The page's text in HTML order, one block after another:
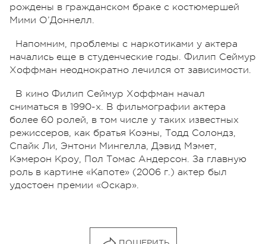
рождены в гражданском браке с костюмершей
Мими О’Доннелл.
Напомним, проблемы с наркотиками у актера
начались еще в студенческие годы. Филип Сеймур
Хоффман неоднократно лечился от зависимости.
В кино Филип Сеймур Хоффман начал
сниматься в 1990-х. В фильмографии актера
более 60 ролей, в том числе у таких известных
режиссеров, как братья Коэны, Тодд Солондз,
Спайк Ли, Энтони Мингелла, Дэвид Мэмет,
Кэмерон Кроу, Пол Томас Андерсон. За главную
роль в картине «Капоте» (2006 г.) актер был
удостоен премии «Оскар».